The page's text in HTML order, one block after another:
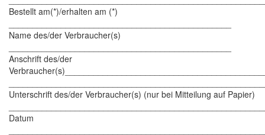
Bestellt am(*)/erhalten am (*)
Name des/der Verbraucher(s)
Anschrift des/der
Unterschrift des/der Verbraucher(s) (nur bei Mitteilung auf Papier)
Datum